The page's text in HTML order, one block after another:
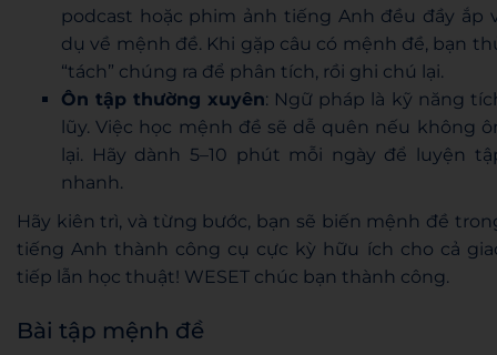
podcast hoặc phim ảnh tiếng Anh đều đầy ắp
dụ về mệnh đề. Khi gặp câu có mệnh đề, bạn
“tách” chúng ra để phân tích, rồi ghi chú lại.
Ôn tập thường xuyên: Ngữ pháp là kỹ năng
lũy. Việc học mệnh đề sẽ dễ quên nếu không
lại. Hãy dành 5–10 phút mỗi ngày để luyện
nhanh.
Hãy kiên trì, và từng bước, bạn sẽ biến mệnh đề
tiếng Anh thành công cụ cực kỳ hữu ích cho cả
tiếp lẫn học thuật! WESET chúc bạn thành công.
Bài tập mệnh đề